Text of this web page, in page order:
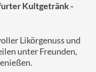
Kultgetränk -
Likörgenuss und
unter Freunden,